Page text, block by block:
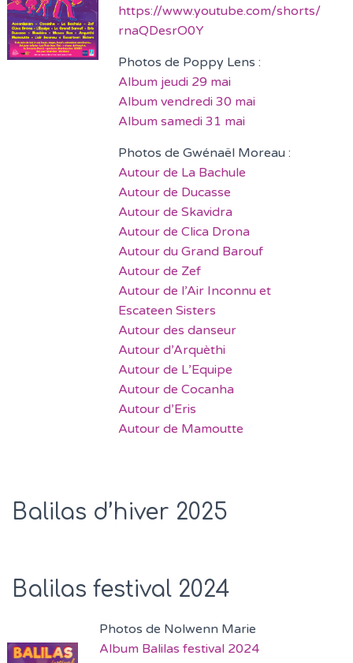
https://www.youtube.com/shorts/
rnaQDesrO0Y
Photos de Poppy Lens :
Album jeudi 29 mai
Album vendredi 30 mai
Album samedi 31 mai
Photos de Gwénaël Moreau :
Autour de La Bachule
Autour de Ducasse
Autour de Skavidra
Autour de Clica Drona
Autour du Grand Barouf
Autour de Zef
Autour de l’Air Inconnu et
Escateen Sisters
Autour des danseur
Autour d’Arquèthi
Autour de L’Equipe
Autour de Cocanha
Autour d’Eris
Autour de Mamoutte
Balilas d’hiver 2025
Balilas festival 2024
Photos de Nolwenn Marie
Album Balilas festival 2024